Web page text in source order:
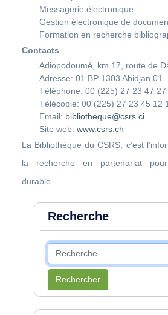
Messagerie électronique
Gestion électronique de
Formation en recherche
Contacts
Adiopodoumé, km 17, route de
Adresse: 01 BP 1303 Abidjan 01
Téléphone: 00 (225) 27 23 47 27
Télécopie: 00 (225) 27 23 45 12
Email: bibliotheque@csrs.ci
Site web: www.csrs.ch
La Bibliothèque du CSRS, c’est
la recherche en partenariat
durable.
Recherche
Rechercher